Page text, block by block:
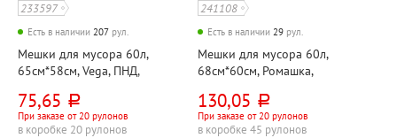
233597
Есть в наличии 207 рул.
Мешки для мусора 60л,
65см*58см, Vega, ПНД,
75,65 руб.
При заказе от 20 рулонов
в коробке 20 рулонов
241108
Есть в наличии 29 рул.
Мешки для мусора 60л,
68см*60см, Ромашка,
синие, 10шт, рул, с
завязками
130,05 руб.
При заказе от 20 рулонов
в коробке 45 рулонов